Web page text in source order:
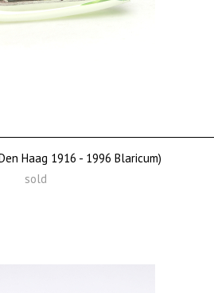
Haag 1916 - 1996 Blaricum)
sold